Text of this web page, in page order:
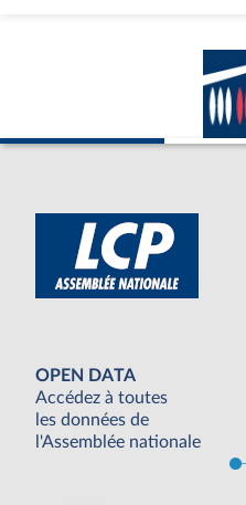
OPEN DATA
Accédez à toutes
les données de
l'Assemblée nationale